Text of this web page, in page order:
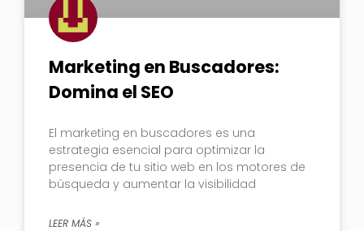
Marketing en Buscadores:
Domina el SEO
El marketing en buscadores es una
estrategia esencial para optimizar la
presencia de tu sitio web en los motores de
búsqueda y aumentar la visibilidad
LEER MÁS »